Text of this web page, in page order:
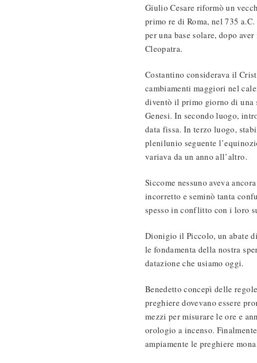
Giulio Cesare riformò un
primo re di Roma, nel 735
per una base solare, dopo
Cleopatra.
Costantino considerava il
cambiamenti maggiori nel
diventò il primo giorno di una
Genesi. In secondo luogo,
data fissa. In terzo luogo,
plenilunio seguente
variava da un anno all’altro.
Siccome nessuno aveva
incorretto e seminò tanta
spesso in conflitto con i loro
Dionigio il Piccolo, un abate
le fondamenta della nostra
datazione che usiamo oggi.
Benedetto concepì delle
preghiere dovevano essere
mezzi per misurare le ore e
orologio a incenso.
ampiamente le preghiere